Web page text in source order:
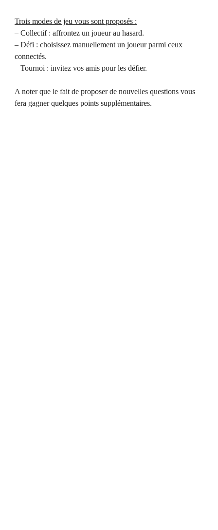
Trois modes de jeu vous sont proposés :
– Collectif : affrontez un joueur au hasard.
– Défi : choisissez manuellement un joueur parmi ceux
connectés.
– Tournoi : invitez vos amis pour les défier.
A noter que le fait de proposer de nouvelles questions vous
fera gagner quelques points supplémentaires.